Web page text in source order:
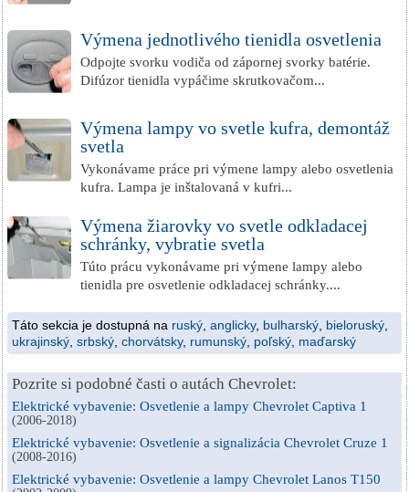
Výmena jednotlivého tienidla osvetlenia
Odpojte svorku vodiča od zápornej svorky batérie.
Difúzor tienidla vypáčime skrutkovačom...
Výmena lampy vo svetle kufra, demontáž
svetla
Vykonávame práce pri výmene lampy alebo osvetlenia
kufra. Lampa je inštalovaná v kufri...
Výmena žiarovky vo svetle odkladacej
schránky, vybratie svetla
Túto prácu vykonávame pri výmene lampy alebo
tienidla pre osvetlenie odkladacej schránky....
Táto sekcia je dostupná na ruský anglicky, bulharský bieloruský
ukrajinský srbský chorvátsky, rumunský poľský maďarský
Pozrite si podobné časti o autách Chevrolet:
Elektrické vybavenie: Osvetlenie a lampy Chevrolet Captiva 1
(2006-2018)
Elektrické vybavenie: Osvetlenie a signalizácia Chevrolet Cruze 1
(2008-2016)
Elektrické vybavenie: Osvetlenie a lampy Chevrolet Lanos T150